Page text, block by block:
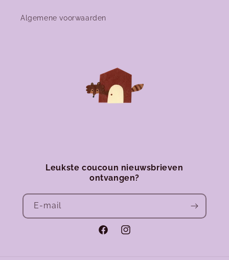
Algemene voorwaarden
Leukste coucoun nieuwsbrieven
ontvangen?
E‑mail
FacebookInstagram